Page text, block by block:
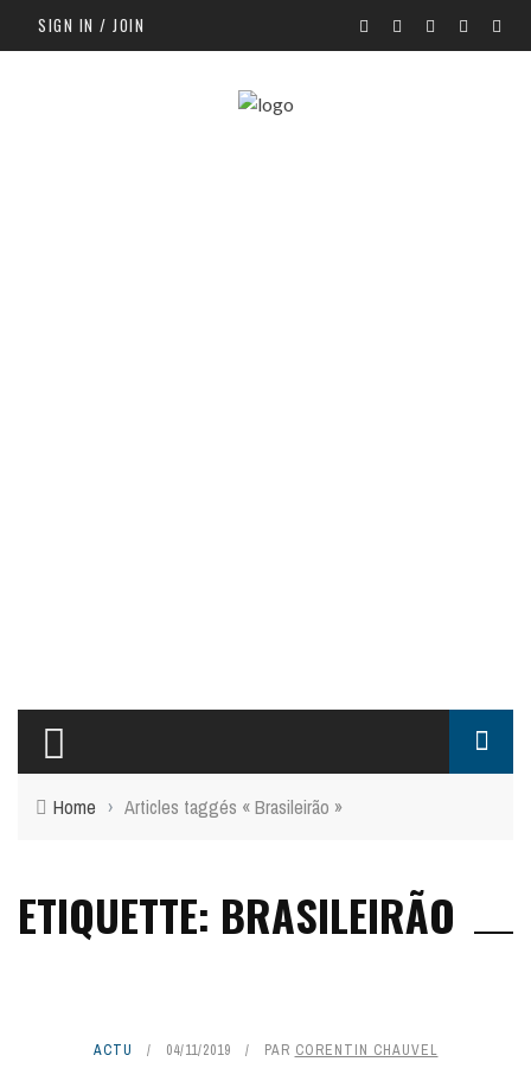
SIGN IN / JOIN
Home › Articles taggés « Brasileirão »
ETIQUETTE: BRASILEIRÃO
ACTU 04/11/2019 PAR CORENTIN CHAUVEL